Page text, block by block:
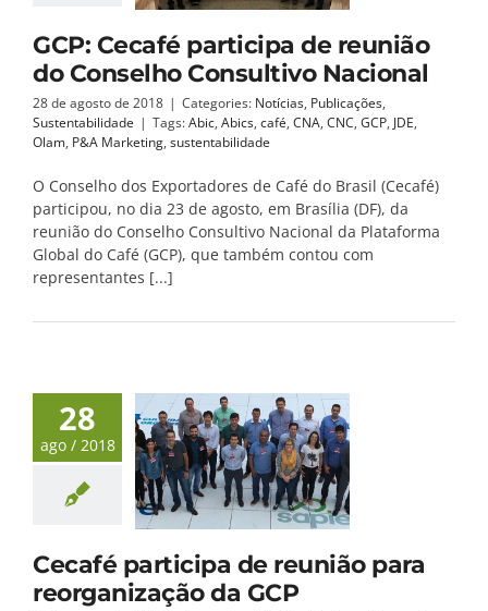
GCP: Cecafé participa de reunião
do Conselho Consultivo Nacional
28 de agosto de 2018 | Categories: Notícias, Publicações,
Sustentabilidade | Tags:Abic, Abics, café, CNA, CNC, GCP, JDE,
Olam, P&A Marketing, sustentabilidade
O Conselho dos Exportadores de Café do Brasil (Cecafé)
participou, no dia 23 de agosto, em Brasília (DF), da
reunião do Conselho Consultivo Nacional da Plataforma
Global do Café (GCP), que também contou com
representantes [...]
28
ago / 2018
Cecafé participa de reunião para
reorganização da GCP